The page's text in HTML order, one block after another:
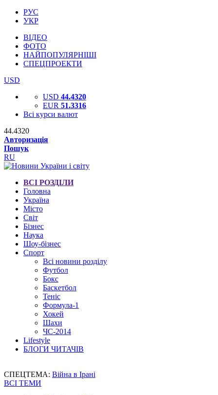
РУС
УКР
ВІДЕО
ФОТО
НАЙПОПУЛЯРНІШІ
СПЕЦПРОЕКТИ
USD
USD 44.4320
EUR 51.3316
Всі курси валют
44.4320
Авторизація
Пошук
RU
ВСІ РОЗДІЛИ
Головна
Україна
Місто
Світ
Бізнес
Наука
Шоу-бізнес
Спорт
Всі новини розділу
Футбол
Бокс
Баскетбол
Теніс
Формула-1
Хокей
Шахи
ЧС-2014
Lifestyle
БЛОГИ ЧИТАЧІВ
СПЕЦТЕМА: Війна в Ірані
ВСІ ТЕМИ